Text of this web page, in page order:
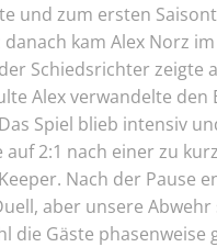
und zum ersten
kam Alex Norz
Schiedsrichter zeigte
Alex verwandelte den
Spiel blieb intensiv
2:1 nach einer zu
Nach der Pause
aber unsere
die Gäste phasenweise